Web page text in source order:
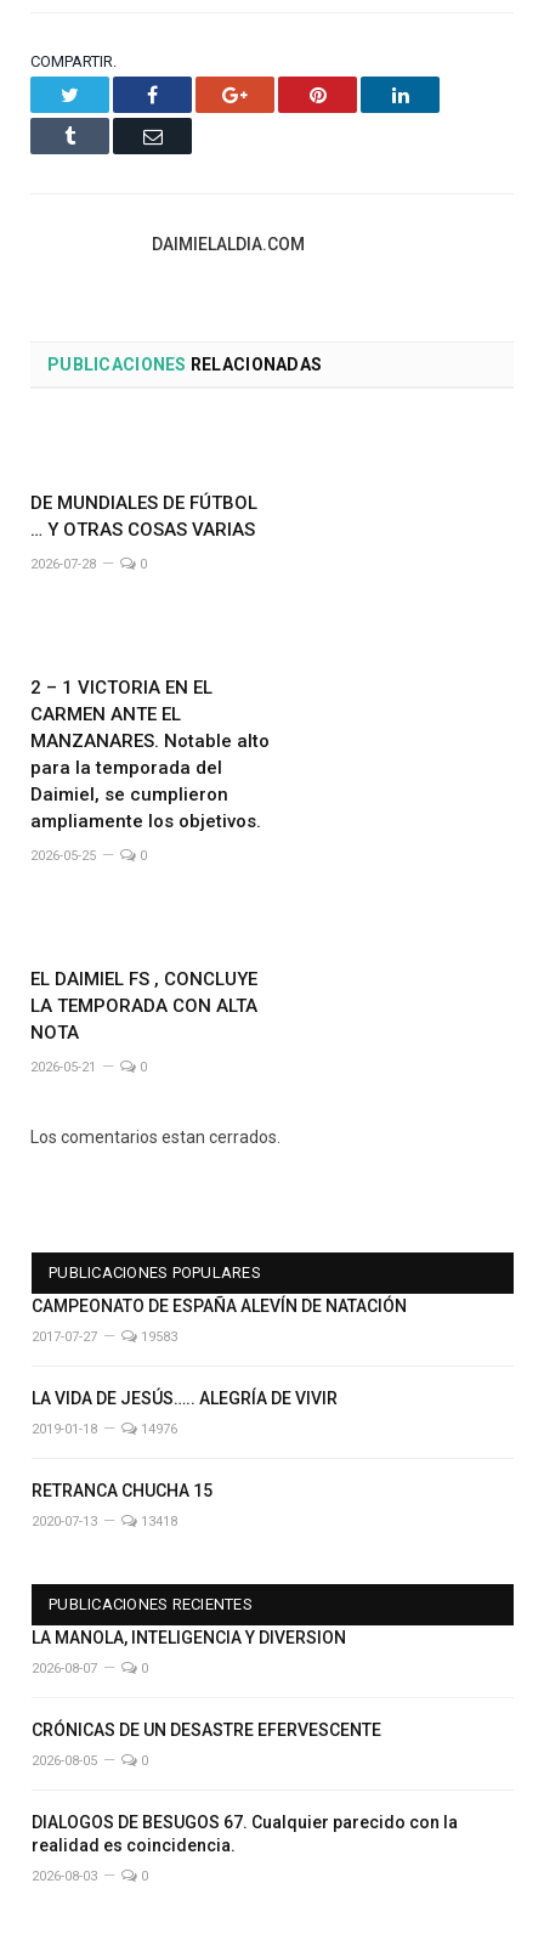
COMPARTIR.
Facebook Google+ Pinterest LinkedIn
Tumblr Email
DAIMIELALDIA.COM
PUBLICACIONES RELACIONADAS
DE MUNDIALES DE FÚTBOL
… Y OTRAS COSAS VARIAS
2026-07-28 0
2 – 1 VICTORIA EN EL
CARMEN ANTE EL
MANZANARES. Notable alto
para la temporada del
Daimiel, se cumplieron
ampliamente los objetivos.
2026-05-25 0
EL DAIMIEL FS , CONCLUYE
LA TEMPORADA CON ALTA
NOTA
2026-05-21 0
Los comentarios estan cerrados.
PUBLICACIONES POPULARES
CAMPEONATO DE ESPAÑA ALEVÍN DE NATACIÓN
2017-07-27 19583
LA VIDA DE JESÚS….. ALEGRÍA DE VIVIR
2019-01-18 14976
RETRANCA CHUCHA 15
2020-07-13 13418
PUBLICACIONES RECIENTES
LA MANOLA, INTELIGENCIA Y DIVERSION
2026-08-07 0
CRÓNICAS DE UN DESASTRE EFERVESCENTE
2026-08-05 0
DIALOGOS DE BESUGOS 67. Cualquier parecido con la
realidad es coincidencia.
2026-08-03 0